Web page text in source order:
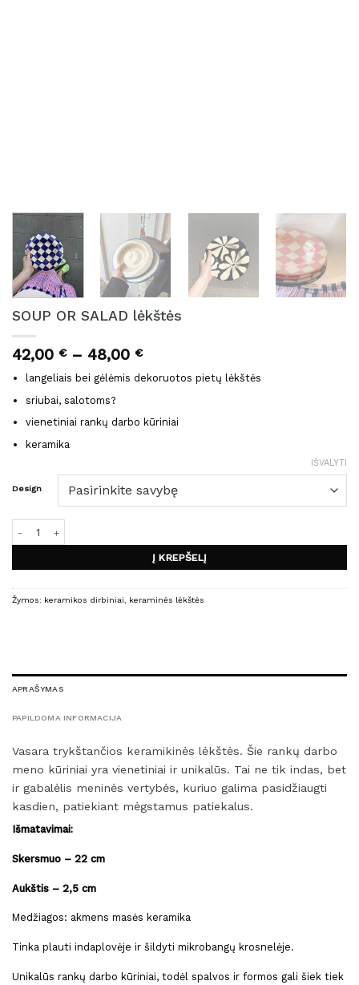
SOUP OR SALAD lėkštės
42,00 € – 48,00 €Price
range:
42,00 €
48,00 €
langeliais bei gėlėmis dekoruotos pietų lėkštės
sriubai, salotoms?
vienetiniai rankų darbo kūriniai
keramika
Design
IŠVALYTI
Į KREPŠELĮ
Žymos: keramikos dirbiniai keraminės lėkštės
APRAŠYMAS
PAPILDOMA INFORMACIJA
Vasara trykštančios keramikinės lėkštės. Šie rankų darbo
meno kūriniai yra vienetiniai ir unikalūs. Tai ne tik indas, bet
ir gabalėlis meninės vertybės, kuriuo galima pasidžiaugti
kasdien, patiekiant mėgstamus patiekalus.
Išmatavimai:
Skersmuo – 22 cm
Aukštis – 2,5 cm
Medžiagos: akmens masės keramika
Tinka plauti indaplovėje ir šildyti mikrobangų krosnelėje.
Unikalūs rankų darbo kūriniai, todėl spalvos ir formos gali šiek tiek